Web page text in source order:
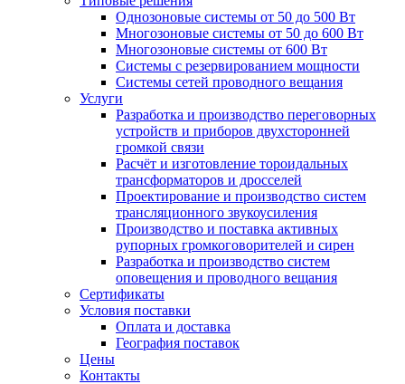
Однозоновые системы от 50 до 500 Вт
Многозоновые системы от 50 до 600 Вт
Многозоновые системы от 600 Вт
Системы с резервированием мощности
Системы сетей проводного вещания
Услуги
Разработка и производство переговорных
устройств и приборов двухсторонней
громкой связи
Расчёт и изготовление тороидальных
трансформаторов и дросселей
Проектирование и производство систем
трансляционного звукоусиления
Производство и поставка активных
рупорных громкоговорителей и сирен
Разработка и производство систем
оповещения и проводного вещания
Сертификаты
Условия поставки
Оплата и доставка
География поставок
Цены
Контакты